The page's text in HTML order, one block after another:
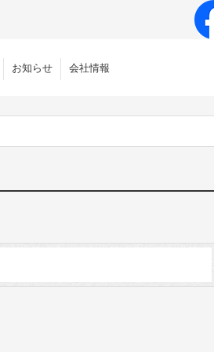
お知らせ 会社情報